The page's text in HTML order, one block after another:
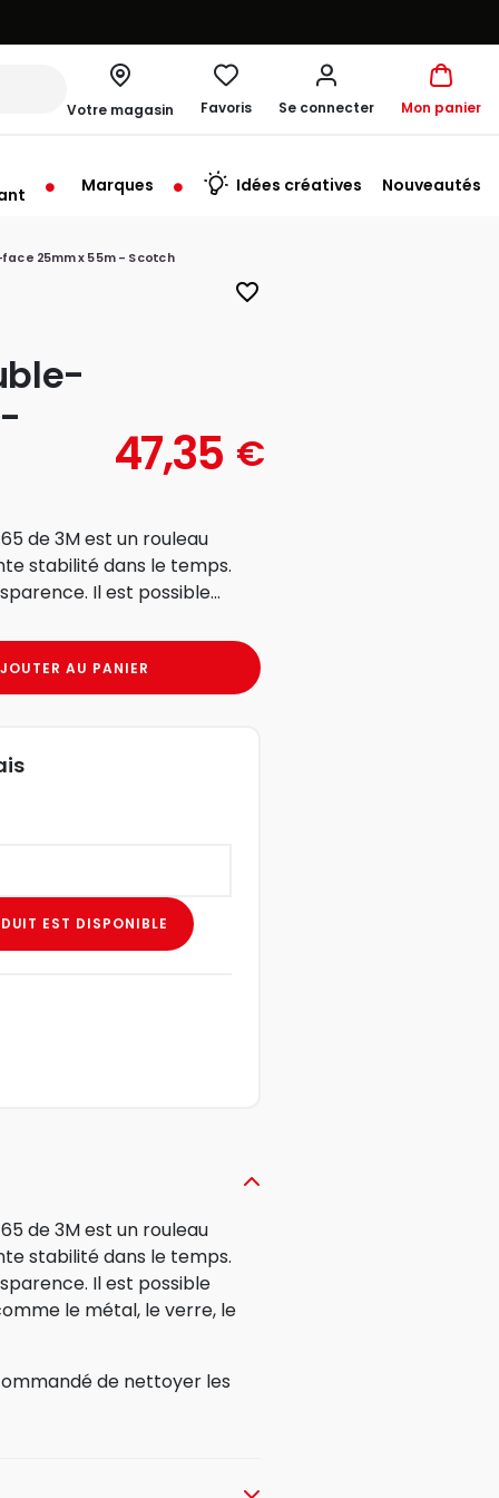
Votre magasin
à 10:00
Favoris Se connecter Mon panier
Marques Idées créatives Nouveautés
25mm x 55m - Scotch
favorite_border
47,35 €
de 3M est un rouleau
stabilité dans le temps.
Il est possible...
AU PANIER
EST DISPONIBLE
de 3M est un rouleau
stabilité dans le temps.
Il est possible
le métal, le verre, le
de nettoyer les